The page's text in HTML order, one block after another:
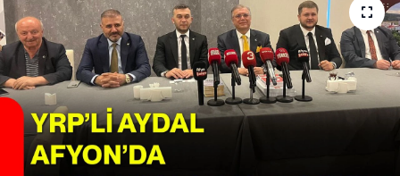
SAĞLIK
SPOR
11:11 MANŞET
Haber Arşivi